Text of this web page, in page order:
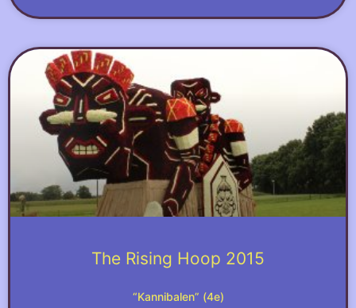
The Rising Hoop 2015
“Kannibalen” (4e)